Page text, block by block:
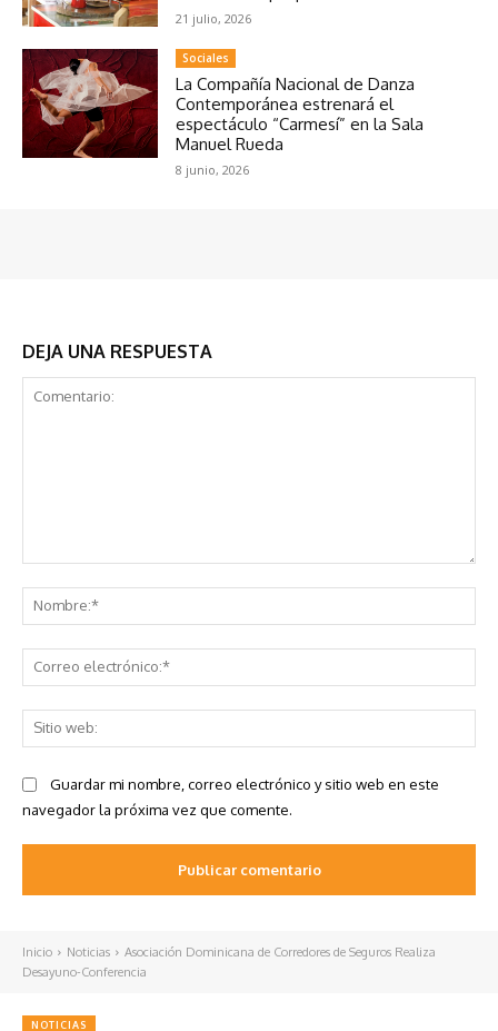
21 julio, 2026
Sociales
La Compañía Nacional de Danza
Contemporánea estrenará el
espectáculo “Carmesí” en la Sala
Manuel Rueda
8 junio, 2026
DEJA UNA RESPUESTA
Guardar mi nombre, correo electrónico y sitio web en este
navegador la próxima vez que comente.